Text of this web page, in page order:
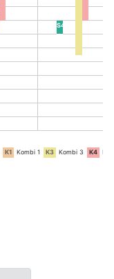
S4
K1 Kombi 1 K3 Kombi 3 K4